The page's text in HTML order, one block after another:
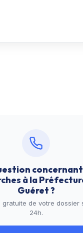
à la
Guéret?
gratuite de votre dossier
24h.